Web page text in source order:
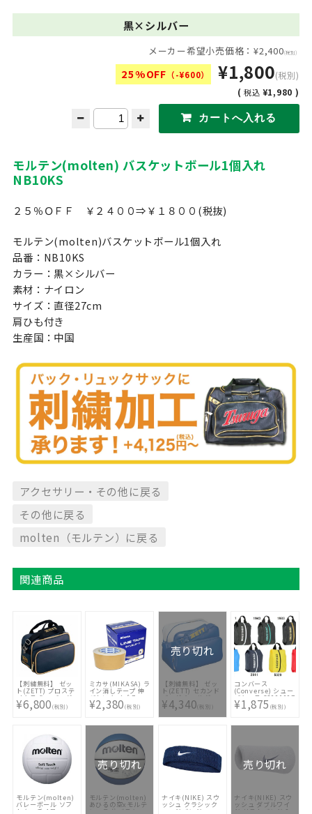
黒×シルバー
メーカー希望小売価格：¥2,400(税別)
25%OFF （-¥600） ¥1,800(税別)
(税込 ¥1,980 )
モルテン(molten) バスケットボール1個入れ
NB10KS
２５％ＯＦＦ ￥２４００⇒￥１８００(税抜)
モルテン(molten)バスケットボール1個入れ
品番：NB10KS
カラー：黒×シルバー
素材：ナイロン
サイズ：直径27cm
肩ひも付き
生産国：中国
アクセサリー・その他に戻る
その他に戻る
molten（モルテン）に戻る
関連商品
【刺繍無料】 ゼッ
ト(ZETT) プロステ
イタス ミニバッグ
ショルダータイプ
BAP7124-3000 [
1ヶ所+3300円(税
込)]
¥6,800(税別)
ミカサ(MIKASA) ラ
イン消しテープ 伸
びないタイプ 7cm
幅 2巻入 LPE7
¥2,380(税別)
売り切れ
【刺繍無料】 ゼッ
ト(ZETT) セカンド
バッグ ショルダー
タイプ BA593
2511 [ バッグ刺繍2
ヶ所無料(単色の
¥4,340(税別)
コンバース
(Converse) シュー
ズケース C2001097
¥1,875 (税別)
モルテン(molten)
バレーボール ソフ
トタッチ 4号
売り切れ
モルテン(molten)
あひるの空xモルテ
ンコラボ バスケッ
ナイキ(NIKE) スウ
ッシュ クラシック
ヘッドバンド
売り切れ
ナイキ(NIKE) スウ
ッシュ ダブルワイ
ド リストバンド 2